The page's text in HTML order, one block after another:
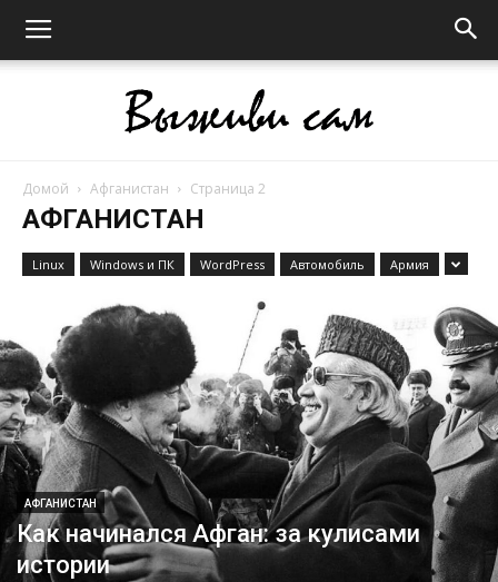
Выживи
Домой Афганистан Страница 2
АФГАНИСТАН
Linux Windows и ПК WordPress Автомобиль Армия
АФГАНИСТАН
Как начинался Афган: за кулисами
истории